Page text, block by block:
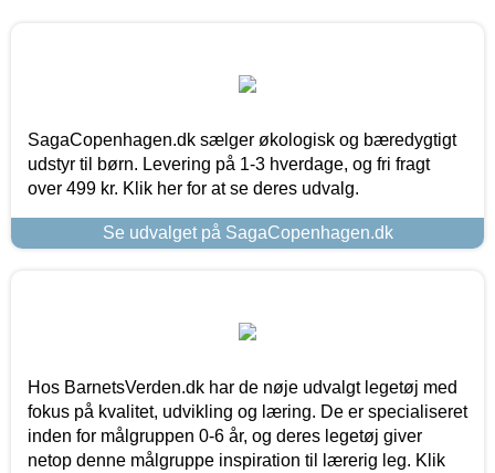
SagaCopenhagen.dk sælger økologisk og bæredygtigt
udstyr til børn. Levering på 1-3 hverdage, og fri fragt
over 499 kr. Klik her for at se deres udvalg.
Se udvalget på SagaCopenhagen.dk
Hos BarnetsVerden.dk har de nøje udvalgt legetøj med
fokus på kvalitet, udvikling og læring. De er specialiseret
inden for målgruppen 0-6 år, og deres legetøj giver
netop denne målgruppe inspiration til lærerig leg. Klik